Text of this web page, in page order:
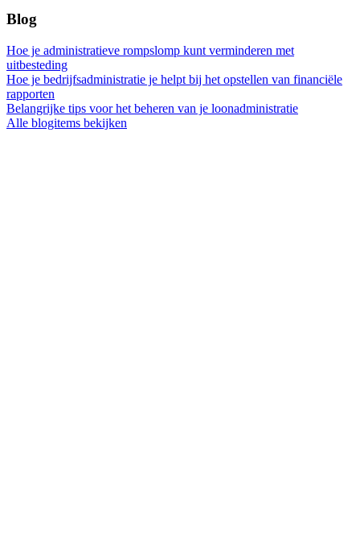
Blog
Hoe je administratieve rompslomp kunt verminderen met
uitbesteding
Hoe je bedrijfsadministratie je helpt bij het opstellen van financiële
rapporten
Belangrijke tips voor het beheren van je loonadministratie
Alle blogitems bekijken